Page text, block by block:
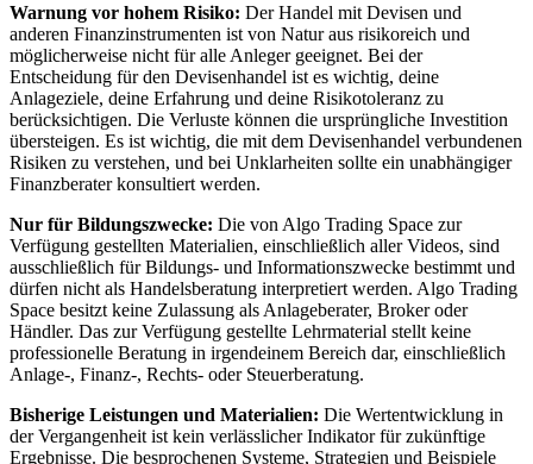
Warnung vor hohem Risiko: Der Handel mit Devisen und
anderen Finanzinstrumenten ist von Natur aus risikoreich und
möglicherweise nicht für alle Anleger geeignet. Bei der
Entscheidung für den Devisenhandel ist es wichtig, deine
Anlageziele, deine Erfahrung und deine Risikotoleranz zu
berücksichtigen. Die Verluste können die ursprüngliche Investition
übersteigen. Es ist wichtig, die mit dem Devisenhandel verbundenen
Risiken zu verstehen, und bei Unklarheiten sollte ein unabhängiger
Finanzberater konsultiert werden.
Nur für Bildungszwecke: Die von Algo Trading Space zur
Verfügung gestellten Materialien, einschließlich aller Videos, sind
ausschließlich für Bildungs- und Informationszwecke bestimmt und
dürfen nicht als Handelsberatung interpretiert werden. Algo Trading
Space besitzt keine Zulassung als Anlageberater, Broker oder
Händler. Das zur Verfügung gestellte Lehrmaterial stellt keine
professionelle Beratung in irgendeinem Bereich dar, einschließlich
Anlage-, Finanz-, Rechts- oder Steuerberatung.
Bisherige Leistungen und Materialien: Die Wertentwicklung in
der Vergangenheit ist kein verlässlicher Indikator für zukünftige
Ergebnisse. Die besprochenen Systeme, Strategien und Beispiele